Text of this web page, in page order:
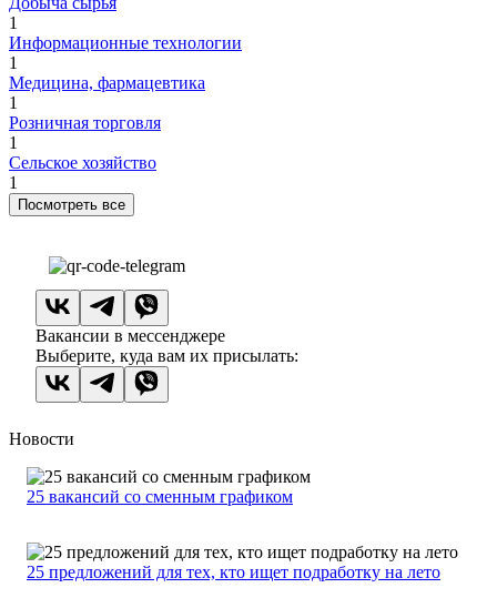
1
Информационные технологии
1
Медицина, фармацевтика
1
Розничная торговля
1
Сельское хозяйство
1
Посмотреть все
Вакансии в мессенджере
Выберите, куда вам их присылать:
Новости
25 вакансий со сменным графиком
25 предложений для тех, кто ищет подработку на лето